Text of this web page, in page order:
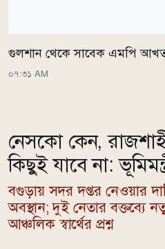
গুলশান থেকে সাবেক এমপি
০৭:৩১ AM
নেসকো কেন,
কিছুই যাবে না:
বগুড়ায় সদর দপ্তর নেওয়ার
অবস্থান; দুই নেতার বক্তব্যে
আঞ্চলিক স্বার্থের প্রশ্ন